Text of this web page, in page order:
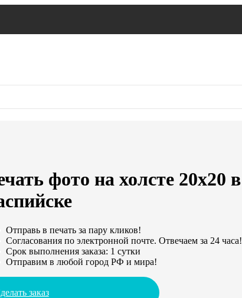
фото на холсте 20х20 в
Отправь в печать за пару кликов!
Согласования по электронной почте. Отвечаем за 24 часа!
Срок выполнения заказа: 1 сутки
Отправим в любой город РФ и мира!
заказ